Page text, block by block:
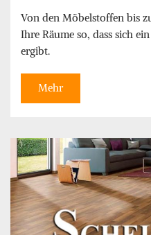
Von den Möbelstoffen bis
Ihre Räume so, dass sich
ergibt.
Mehr